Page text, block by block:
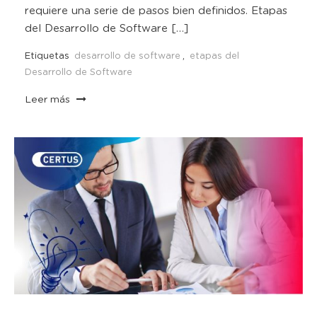
requiere una serie de pasos bien definidos. Etapas
del Desarrollo de Software […]
Etiquetas desarrollo de software ,
etapas del
Desarrollo de Software
Leer más